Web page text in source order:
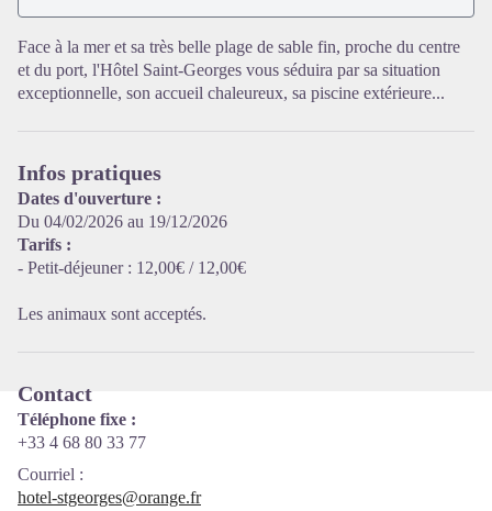
Voir l'image en plein écran
Face à la mer et sa très belle plage de sable fin, proche du centre
et du port, l'Hôtel Saint-Georges vous séduira par sa situation
exceptionnelle, son accueil chaleureux, sa piscine extérieure...
Infos pratiques
Dates d'ouverture :
Du 04/02/2026 au 19/12/2026
Tarifs :
- Petit-déjeuner : 12,00€ / 12,00€
Les animaux sont acceptés.
Contact
Téléphone fixe :
+33 4 68 80 33 77
Courriel :
hotel-stgeorges@orange.fr